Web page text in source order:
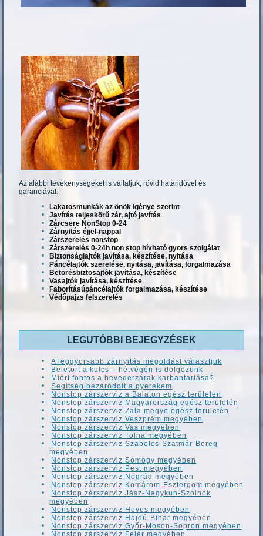
Az alábbi tevékenységeket is vállaljuk, rövid határidővel és
garanciával:
Lakatosmunkák az önök igénye szerint
Javítás teljeskörű zár, ajtó javítás
Zárcsere NonStop 0-24
Zárnyitás éjjel-nappal
Zárszerelés nonstop
Zárszerelés 0-24h non stop hívható gyors szolgálat
Biztonságiajtók javítása, készítése, nyitása
Páncélajtók szerelése, nyitása, javítása, forgalmazása
Betörésbiztosajtók javítása, készítése
Vasajtók javítása, készítése
Faborításúpáncélajtók forgalmazása, készítése
Védőpajzs felszerelés
LEGUTÓBBI BEJEGYZÉSEK
A leggyorsabb zárnyitás megoldást választjuk
Beletört a kulcs – hétvégén is dolgozunk
Miért fontos a hevederzárak karbantartása?
Segítség bezáródott a gyerekem
Nonstop zárszerviz a Balaton egész területén
Nonstop zárszerviz Magyarország egész területén
Nonstop zárszerviz Zala megye egész területén
Nonstop zárszerviz Veszprém megyében
Nonstop zárszerviz Vas megyében
Nonstop zárszerviz Tolna megyében
Nonstop zárszerviz Szabolcs-Szatmár-Bereg
megyében
Nonstop zárszerviz Somogy megyében
Nonstop zárszerviz Pest megyében
Nonstop zárszerviz Nógrád megyében
Nonstop zárszerviz Komárom-Esztergom megyében
Nonstop zárszerviz Jász-Nagykun-Szolnok
megyében
Nonstop zárszerviz Heves megyében
Nonstop zárszerviz Hajdú-Bihar megyében
Nonstop zárszerviz Győr-Moson-Sopron megyében
Nonstop zárszerviz Fejér megyében